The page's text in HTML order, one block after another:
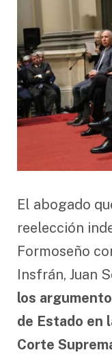
El abogado
reelección
Formoseño
Insfrán, Juan
los
de Estado en
Corte